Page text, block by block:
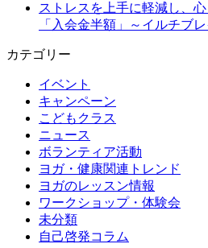
ストレスを上手に軽減し、
「入会金半額」～イルチブ
カテゴリー
イベント
キャンペーン
こどもクラス
ニュース
ボランティア活動
ヨガ・健康関連トレンド
ヨガのレッスン情報
ワークショップ・体験会
未分類
自己啓発コラム